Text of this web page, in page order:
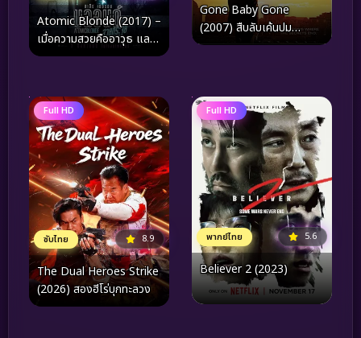
Atomic Blonde (2017) –
เมื่อความสวยคืออาวุธ และ
ความตายคือเกมกระดานใน
Gone Baby Gone
(2007) สืบลับเค้นปม
อันตราย
Full HD
ซับไทย 8.9
The Dual Heroes Strike
(2026) สองฮีโร่บุกทะลวง
Full HD
พากย์ไทย 5.6
Believer 2 (2023)